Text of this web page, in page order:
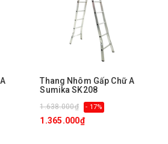
Thang Nhôm Gấp Chữ A
Sumika SK208
1.638.000₫ - 17%
1.365.000₫